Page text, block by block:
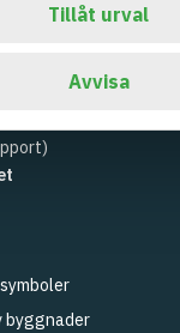
Tillåt urval
Avvisa
byggnader